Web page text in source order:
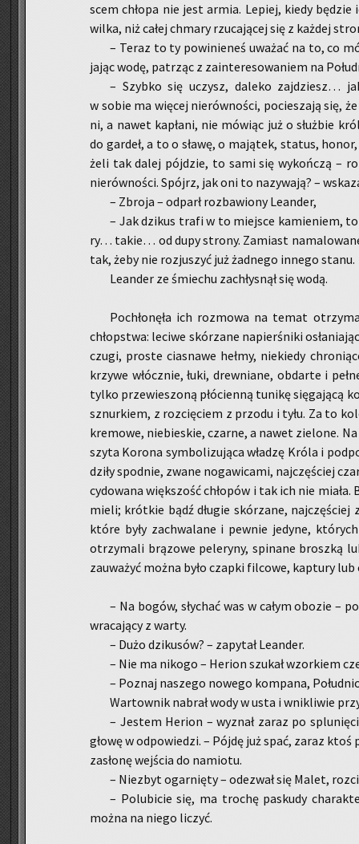
scem chło­pa nie jest armia. Le­piej, kiedy
wilka, niż całej chma­ry rzu­ca­ją­cej się z każ­dej
– Teraz to ty po­wi­nie­neś uwa­żać na to, co
ja­jąc wodę, pa­trząc z za­in­te­re­so­wa­niem na
– Szyb­ko się uczysz, da­le­ko zaj­dziesz…
w sobie ma wię­cej nie­rów­no­ści, po­cie­sza­ją się,
ni, a nawet ka­pła­ni, nie mó­wiąc już o służ­bie
do gar­deł, a to o sławę, o ma­ją­tek, sta­tus,
że­li tak dalej pój­dzie, to sami się wy­koń­czą –
nie­rów­no­ści. Spójrz, jak oni to na­zy­wa­ją? –
– Zbro­ja – od­parł roz­ba­wio­ny Le­an­der,
– Jak dzi­kus trafi w to miej­sce ka­mie­niem,
ry… takie… od dupy stro­ny. Za­miast
tak, żeby nie roz­ju­szyć już żad­ne­go in­ne­go stanu.
Le­an­der ze śmie­chu za­chły­snął się wodą.
Po­chło­nę­ła ich roz­mo­wa na temat
chłop­stwa: le­ci­we skó­rza­ne na­pier­śni­ki
czu­gi, pro­ste cia­sna­we hełmy, nie­kie­dy
krzy­we włócz­nie, łuki, drew­nia­ne, ob­dar­te i
tylko prze­wie­szo­ną płó­cien­ną tu­ni­kę się­ga­ją­cą
sznur­kiem, z roz­cię­ciem z przo­du i tyłu. Za to
kre­mo­we, nie­bie­skie, czar­ne, a nawet zie­lo­ne.
szy­ta Ko­ro­na sym­bo­li­zu­ją­ca wła­dzę Króla i
dzi­ły spodnie, zwane no­ga­wi­ca­mi, naj­czę­ściej
cy­do­wa­na więk­szość chło­pów i tak ich nie
mieli; krót­kie bądź dłu­gie skó­rza­ne, naj­czę­ściej
które były za­chwa­la­ne i pew­nie je­dy­ne,
otrzy­ma­li brą­zo­we pe­le­ry­ny, spi­na­ne brosz­ką
za­uwa­żyć można było czap­ki fil­co­we, kap­tu­ry lub
– Na bogów, sły­chać was w całym obo­zie –
wra­ca­ją­cy z warty.
– Dużo dzi­ku­sów? – za­py­tał Le­an­der.
– Nie ma ni­ko­go – He­rion szu­kał wzor­kiem
– Po­znaj na­sze­go no­we­go kom­pa­na,
War­tow­nik na­brał wody w usta i wni­kli­wie
– Je­stem He­rion – wy­znał zaraz po
głowę w od­po­wie­dzi. – Pójdę już spać, zaraz
za­sło­nę wej­ścia do na­mio­tu.
– Nie­zbyt ogar­nię­ty – ode­zwał się Malet,
– Po­lu­bi­cie się, ma tro­chę pa­sku­dy
można na niego li­czyć.